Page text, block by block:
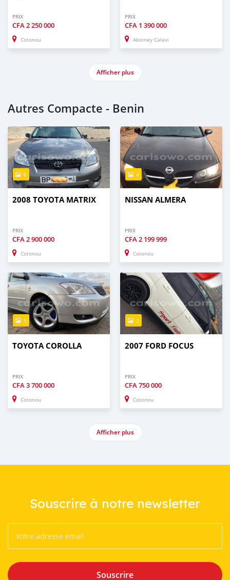
PRIX
CFA2 250 000
Cotonou
PRIX
CFA 1 390 000
Abomey Calavi
Afficher plus
Autres Compacte - Benin
6
2008 TOYOTA MATRIX
PRIX
CFA2 900 000
Cotonou
4
NISSAN ALMERA
PRIX
CFA2 199 999
Cotonou
5
TOYOTA COROLLA
PRIX
CFA3 700 000
Cotonou
2
2007 FORD FOCUS
PRIX
CFA750 000
Cotonou
Afficher plus
Souscrire à notre newsletter
Souscrire